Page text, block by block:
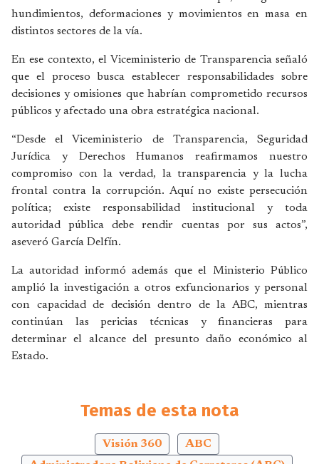
hundimientos, deformaciones y movimientos en masa en
distintos sectores de la vía.
En ese contexto, el Viceministerio de Transparencia señaló
que el proceso busca establecer responsabilidades sobre
decisiones y omisiones que habrían comprometido recursos
públicos y afectado una obra estratégica nacional.
“Desde el Viceministerio de Transparencia, Seguridad
Jurídica y Derechos Humanos reafirmamos nuestro
compromiso con la verdad, la transparencia y la lucha
frontal contra la corrupción. Aquí no existe persecución
política; existe responsabilidad institucional y toda
autoridad pública debe rendir cuentas por sus actos”,
aseveró García Delfín.
La autoridad informó además que el Ministerio Público
amplió la investigación a otros exfuncionarios y personal
con capacidad de decisión dentro de la ABC, mientras
continúan las pericias técnicas y financieras para
determinar el alcance del presunto daño económico al
Estado.
Temas de esta nota
Visión 360
ABC